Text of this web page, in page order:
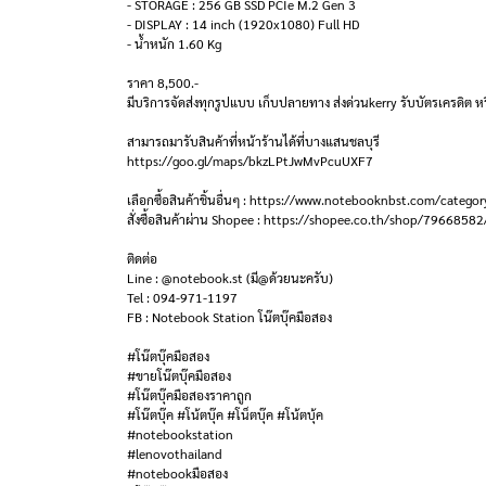
- STORAGE : 256 GB SSD PCIe M.2 Gen 3
- DISPLAY : 14 inch (1920x1080) Full HD
- น้ำหนัก 1.60 Kg
ราคา 8,500.-
มีบริการจัดส่งทุกรูปแบบ เก็บปลายทาง ส่งด่วนkerry รับบัตรเครดิต
สามารถมารับสินค้าที่หน้าร้านได้ที่บางแสนชลบุรี
https://goo.gl/maps/bkzLPtJwMvPcuUXF7
เลือกซื้อสินค้าชิ้นอื่นๆ : https://www.notebooknbst.com/
สั่งซื้อสินค้าผ่าน Shopee : https://shopee.co.th/shop/
ติดต่อ
Line : @notebook.st (มี@ด้วยนะครับ)
Tel : 094-971-1197
FB : Notebook Station โน๊ตบุ๊คมือสอง
#โน๊ตบุ๊คมือสอง
#ขายโน๊ตบุ๊คมือสอง
#โน๊ตบุ๊คมือสองราคาถูก
#โน๊ตบุ๊ค #โน้ตบุ๊ค #โน็ตบุ๊ค #โน้ตบุ้ค
#notebookstation
#lenovothailand
#notebookมือสอง